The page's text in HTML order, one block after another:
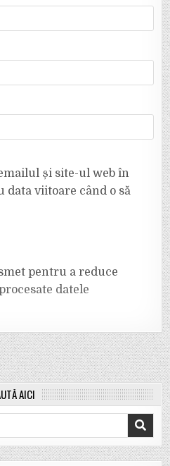
și site-ul web în
data viitoare când o să
pentru a reduce
datele
AICI